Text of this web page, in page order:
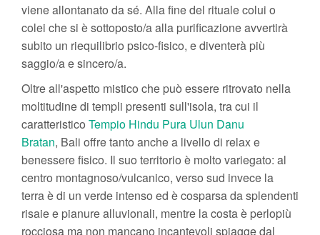
viene allontanato da sé. Alla fine del rituale colui o
colei che si è sottoposto/a alla purificazione avvertirà
subito un riequilibrio psico-fisico, e diventerà più
saggio/a e sincero/a.
Oltre all'aspetto mistico che può essere ritrovato nella
moltitudine di templi presenti sull'isola, tra cui il
caratteristico Tempio Hindu Pura Ulun Danu
Bratan, Bali offre tanto anche a livello di relax e
benessere fisico. Il suo territorio è molto variegato: al
centro montagnoso/vulcanico, verso sud invece la
terra è di un verde intenso ed è cosparsa da splendenti
risaie e pianure alluvionali, mentre la costa è perlopiù
rocciosa ma non mancano incantevoli spiagge dal